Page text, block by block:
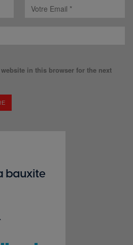
in this browser for the next